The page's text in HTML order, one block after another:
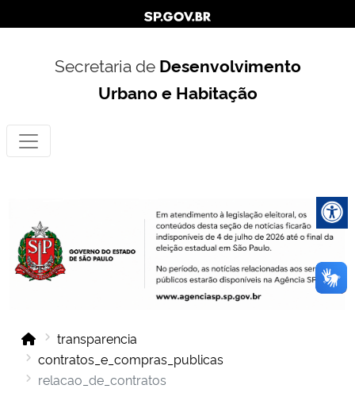
Secretaria de Desenvolvimento
Urbano e Habitação
transparencia
contratos_e_compras_publicas
relacao_de_contratos